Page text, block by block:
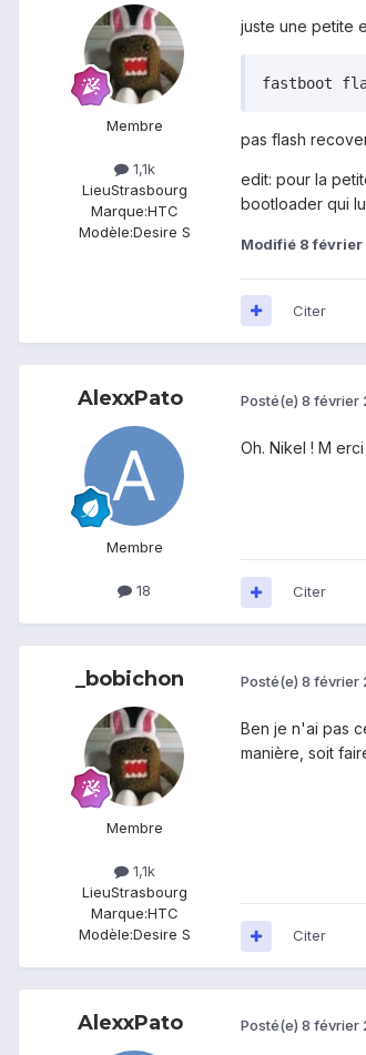
Membre
1,1k
LieuStrasbourg
Marque:HTC
Modèle:Desire S
juste une petite
fastboot
pas flash
edit: pour la
bootloader qui
Modifié 8 février
Citer
AlexxPato
Membre
18
Posté(e) 8 février
Oh. Nikel ! M
Citer
_bobichon
Membre
1,1k
LieuStrasbourg
Marque:HTC
Modèle:Desire S
Posté(e) 8 février
Ben je n'ai pas
manière, soit
Citer
AlexxPato Posté(e) 8 février